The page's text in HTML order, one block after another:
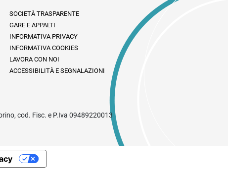
SOCIETÀ TRASPARENTE
GARE E APPALTI
INFORMATIVA PRIVACY
INFORMATIVA COOKIES
LAVORA CON NOI
ACCESSIBILITÀ E SEGNALAZIONI
cod. Fisc. e P.Iva 09489220013